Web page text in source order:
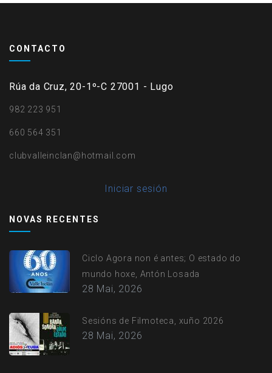
CONTACTO
Rúa da Cruz, 20-1º-C 27001 - Lugo
982 223 951
660 564 351
clubvalleinclan@hotmail.com
account
menu
Iniciar sesión
NOVAS RECENTES
Ciclo Agora non é antes; O estado do
mundo hoxe, Antón Losada
28 Mai, 2026
Sesións de Filmoteca, xuño 2026
28 Mai, 2026